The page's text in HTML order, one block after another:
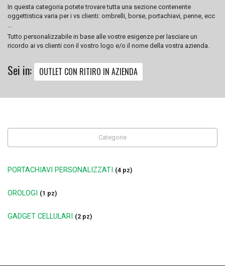
In questa categoria potete trovare tutta una sezione contenente
oggettistica varia per i vs clienti: ombrelli, borse, portachiavi, penne, ecc
…
Tutto personalizzabile in base alle vostre esigenze per lasciare un
ricordo ai vs clienti con il vostro logo e/o il nome della vostra azienda.
Sei in: OUTLET CON RITIRO IN AZIENDA
Categorie
PORTACHIAVI PERSONALIZZATI (4 pz)
OROLOGI (1 pz)
GADGET CELLULARI (2 pz)